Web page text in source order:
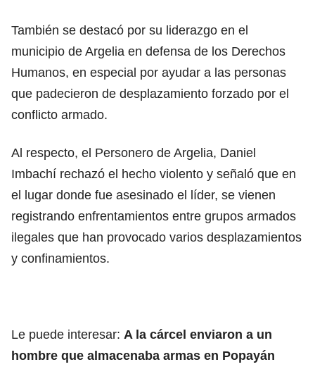
También se destacó por su liderazgo en el
municipio de Argelia en defensa de los Derechos
Humanos, en especial por ayudar a las personas
que padecieron de desplazamiento forzado por el
conflicto armado.
Al respecto, el Personero de Argelia, Daniel
Imbachí rechazó el hecho violento y señaló que en
el lugar donde fue asesinado el líder, se vienen
registrando enfrentamientos entre grupos armados
ilegales que han provocado varios desplazamientos
y confinamientos.
Le puede interesar: A la cárcel enviaron a un
hombre que almacenaba armas en Popayán